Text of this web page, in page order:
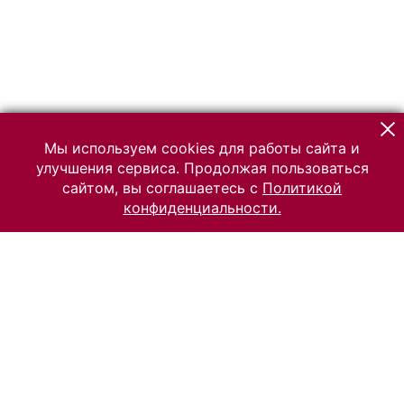
Мы используем cookies для работы сайта и
улучшения сервиса. Продолжая пользоваться
сайтом, вы соглашаетесь с Политикой
конфиденциальности.